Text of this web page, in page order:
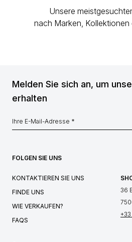
Unsere
nach Marken,
Melden Sie sich an, um
erhalten
FOLGEN SIE UNS
KONTAKTIEREN SIE UNS
FINDE UNS
WIE VERKAUFEN?
FAQS
36